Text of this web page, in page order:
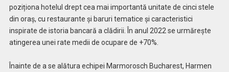
poziționa hotelul drept cea mai importantă unitate de cinci stele
din oraș, cu restaurante și baruri tematice și caracteristici
inspirate de istoria bancară a clădirii. În anul 2022 se urmărește
atingerea unei rate medii de ocupare de +70%.
Înainte de a se alătura echipei Marmorosch Bucharest, Harmen